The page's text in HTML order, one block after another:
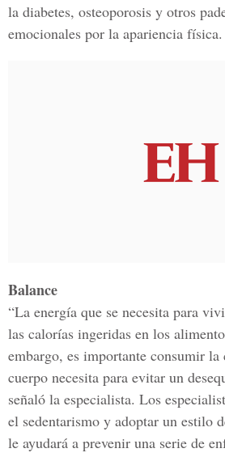
la diabetes, osteoporosis y otros
emocionales por la apariencia física.
Balance
“La energía que se necesita para
las calorías ingeridas en los
embargo, es importante consumir la
cuerpo necesita para evitar un
señaló la especialista. Los
el sedentarismo y adoptar un estilo
le ayudará a prevenir una serie de